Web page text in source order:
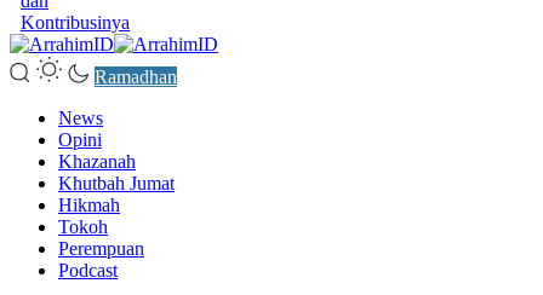
Kontribusinya
Ramadhan
News
Opini
Khazanah
Khutbah Jumat
Hikmah
Tokoh
Perempuan
Podcast